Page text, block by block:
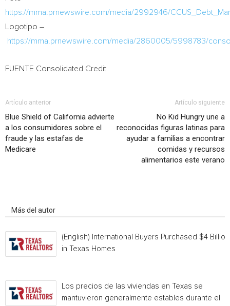
https://mma.prnewswire.com/media/2992946/
Logotipo –
https://mma.prnewswire.com/media/2860005/5998783/
FUENTE Consolidated Credit
Artículo anterior
Blue Shield of California advierte
a los consumidores sobre el
fraude y las estafas de
Medicare
Artículo siguiente
No Kid Hungry une a
reconocidas figuras latinas para
ayudar a familias a encontrar
comidas y recursos
alimentarios este verano
Más del autor
(English) International Buyers Purchased $4 Billion
in Texas Homes
Los precios de las viviendas en Texas se
mantuvieron generalmente estables durante el